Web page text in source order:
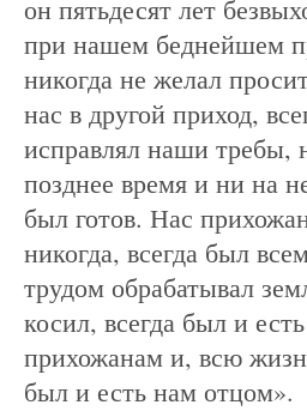
он пятьдесят лет
при нашем беднейшем
никогда не желал
нас в другой приход,
исправлял наши требы,
позднее время и ни на
был готов. Нас
никогда, всегда был
трудом обрабатывал
косил, всегда был и
прихожанам и, всю
был и есть нам отцом».